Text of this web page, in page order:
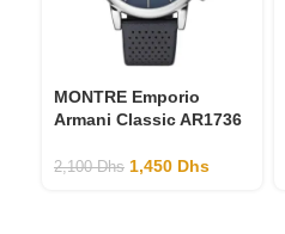
MONTRE Emporio
Armani Classic AR1736
2,100Dhs 1,450 Dhs